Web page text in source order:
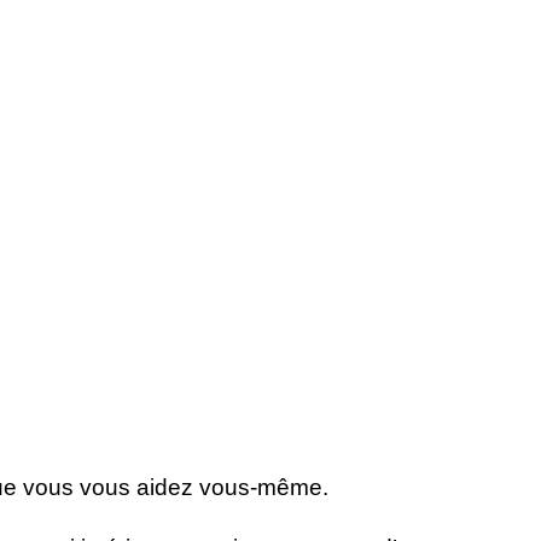
vous vous aidez vous-même.